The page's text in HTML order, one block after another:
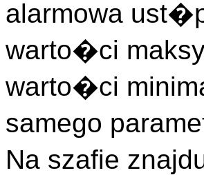
alarmowa
warto�ci
warto�ci
samego
Na szafie